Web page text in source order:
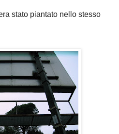
stato piantato nello stesso